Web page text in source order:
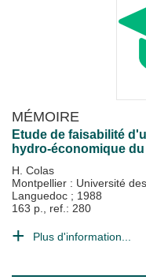
MÉMOIRE
Etude de faisabilité
hydro-économique
H. Colas
Montpellier : Université
Languedoc ; 1988
163 p., ref.: 280
Plus d'information...